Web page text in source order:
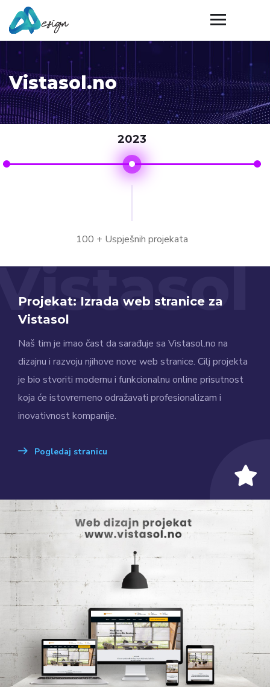
Vistasol.no
2023
100 + Uspješnih projekata
Projekat: Izrada web stranice za
Vistasol
Naš tim je imao čast da sarađuje sa Vistasol.no na
dizajnu i razvoju njihove nove web stranice. Cilj projekta
je bio stvoriti modernu i funkcionalnu online prisutnost
koja će istovremeno odražavati profesionalizam i
inovativnost kompanije.
Pogledaj stranicu